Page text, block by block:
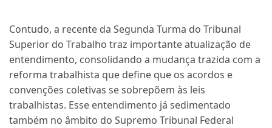
Contudo, a recente da Segunda Turma do Tribunal
Superior do Trabalho traz importante atualização de
entendimento, consolidando a mudança trazida com a
reforma trabalhista que define que os acordos e
convenções coletivas se sobrepõem às leis
trabalhistas. Esse entendimento já sedimentado
também no âmbito do Supremo Tribunal Federal